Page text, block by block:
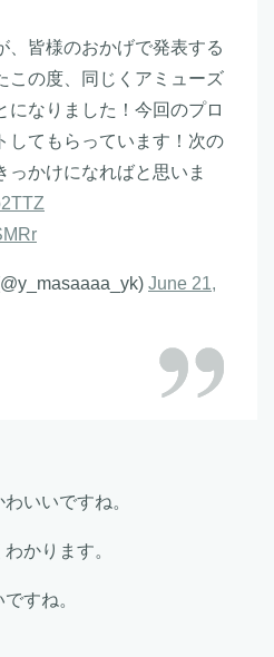
、皆様のおかげで発表する
この度、同じくアミューズ
になりました！今回のプロ
してもらっています！次の
っかけになればと思いま
June 21,
いいですね。
かります。
すね。